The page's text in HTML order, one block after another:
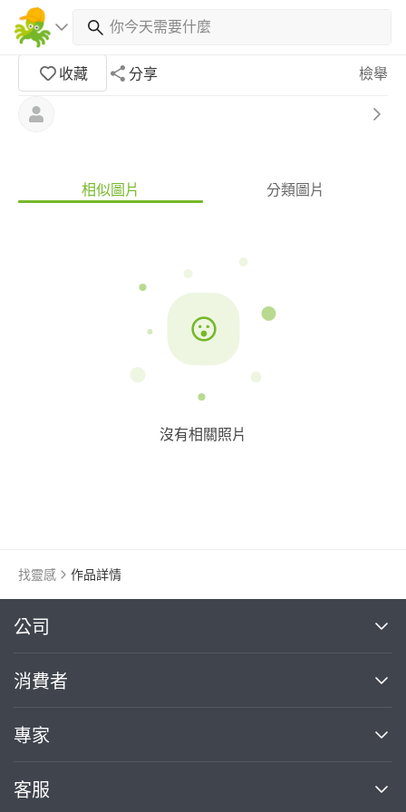
收藏 分享 檢舉
相似圖片 分類圖片
沒有相關照片
找靈感 作品詳情
公司
關於我們
部落格
加入我們
消費者
買服務
熱門服務
專家
案件中心
客服
繼續完成